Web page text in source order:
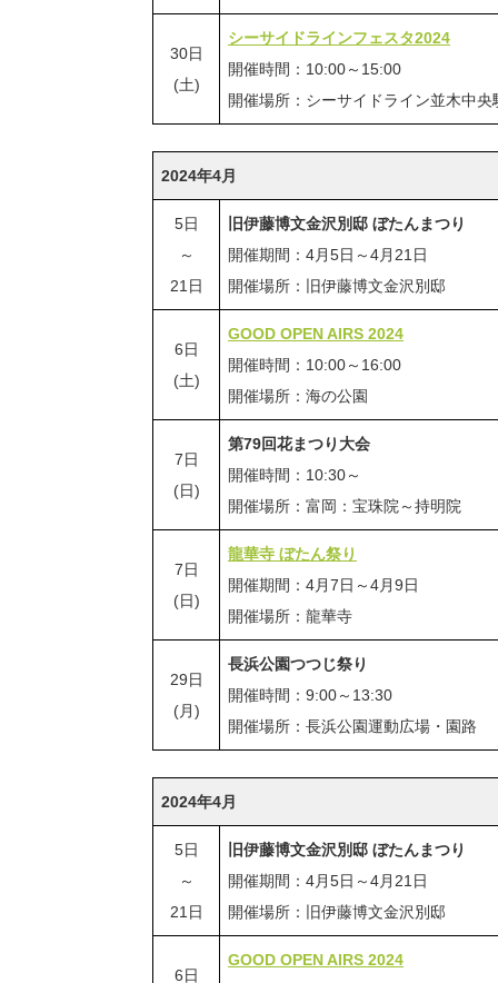
30日
(土)
シーサイドラインフェスタ2024
開催時間：10:00～15:00
開催場所：シーサイドライン並木中央
2024年4月
5日
～
21日
旧伊藤博文金沢別邸 ぼたんまつり
開催期間：4月5日～4月21日
開催場所：旧伊藤博文金沢別邸
6日
(土)
GOOD OPEN AIRS 2024
開催時間：10:00～16:00
開催場所：海の公園
7日
(日)
第79回花まつり大会
開催時間：10:30～
開催場所：富岡：宝珠院～持明院
7日
(日)
龍華寺 ぼたん祭り
開催期間：4月7日～4月9日
開催場所：龍華寺
29日
(月)
長浜公園つつじ祭り
開催時間：9:00～13:30
開催場所：長浜公園運動広場・園路
2024年4月
5日
～
21日
旧伊藤博文金沢別邸 ぼたんまつり
開催期間：4月5日～4月21日
開催場所：旧伊藤博文金沢別邸
6日
GOOD OPEN AIRS 2024